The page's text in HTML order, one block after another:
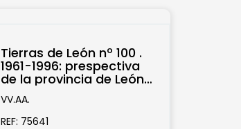
Tierras de León nº 100 .
1961-1996: prespectiva
de la provincia de León
durante los ultimos
treinta...
VV.AA.
REF: 75641